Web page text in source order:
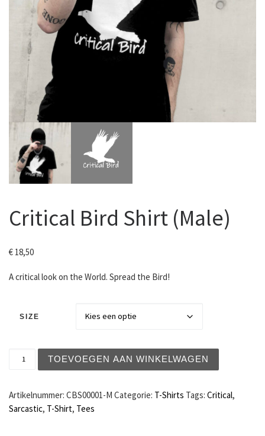
Critical Bird Shirt (Male)
€ 18,50
A critical look on the World. Spread the Bird!
SIZE
TOEVOEGEN AAN WINKELWAGEN
Artikelnummer: CBS00001-M Categorie: T-Shirts Tags: Critical,
Sarcastic, T-Shirt, Tees